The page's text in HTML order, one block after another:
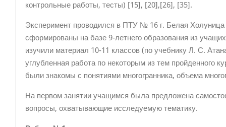
контрольные работы, тесты) [15], [20],[26], [35].
Эксперимент проводился в ПТУ № 16 г. Белая Холуница
сформированы на базе 9-летнего образования из
изучили материал 10-11 классов (по учебнику Л. С.
углубленная работа по некоторым из тем пройденного
были знакомы с понятиями многогранника, объема
На первом занятии учащимся была предложена
вопросы, охватывающие исследуемую тематику.